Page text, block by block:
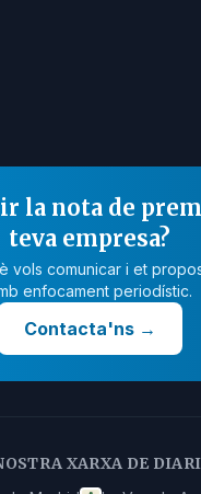
la nota de
teva empresa?
vols comunicar i et
enfocament periodístic.
Contacta'ns→
XARXA DE